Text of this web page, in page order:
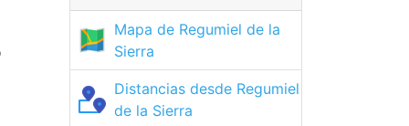
Mapa de Regumiel de la
Sierra
Distancias desde Regumiel
de la Sierra